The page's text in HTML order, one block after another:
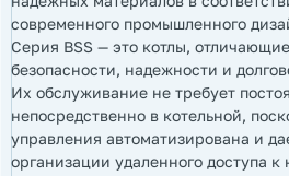
современного промышленного
Серия BSS — это котлы,
безопасности, надежности и
Их обслуживание не требует
непосредственно в котельной,
управления автоматизирована и
организации удаленного доступа к